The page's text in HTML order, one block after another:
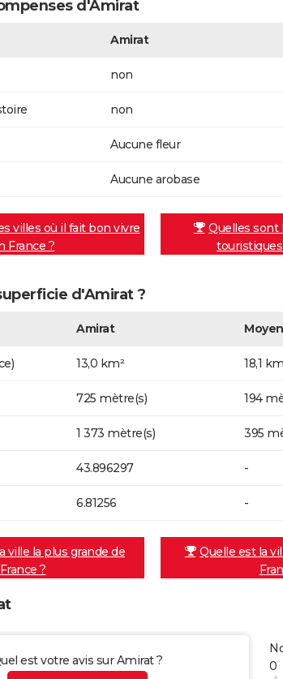
d'Amirat
Amirat
non
non
Aucune fleur
Aucune arobase
villes où il fait bon vivre
France ?
Quelles sont
touristiques
d'Amirat ?
Amirat
13,0 km² 18,1
725 mètre(s) 194
1 373 mètre(s) 395
43.896297 -
6.81256 -
ville la plus grande de
France ?
Quelle est la
est votre avis sur Amirat ?
0